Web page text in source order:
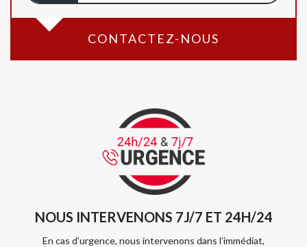
CONTACTEZ-NOUS
NOUS INTERVENONS 7J/7 ET 24H/24
En cas d’urgence, nous intervenons dans l’immédiat,